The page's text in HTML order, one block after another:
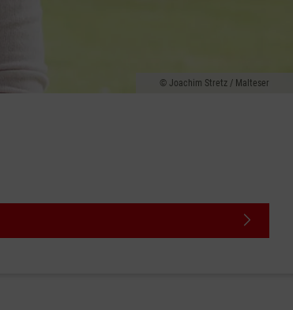
Joachim Stretz / Malteser